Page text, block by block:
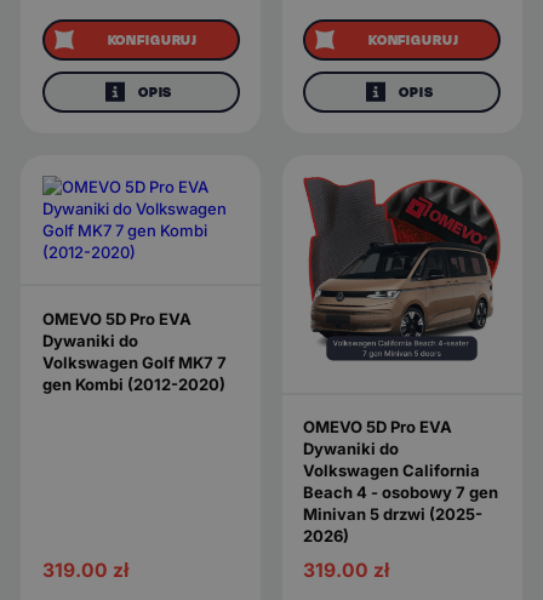
KONFIGURUJ
OPIS
KONFIGURUJ
OPIS
OMEVO 5D Pro EVA
Dywaniki do
Volkswagen Golf MK7 7
gen Kombi (2012-2020)
319.00 zł
OMEVO 5D Pro EVA
Dywaniki do
Volkswagen California
Beach 4 - osobowy 7 gen
Minivan 5 drzwi (2025-
2026)
319.00 zł